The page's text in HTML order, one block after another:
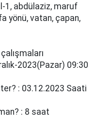
1, abdülazi̇z, maruf
yönü, vatan, çapan,
2023(Pazar) 09:30
: 03.12.2023 Saati
: 8 saat